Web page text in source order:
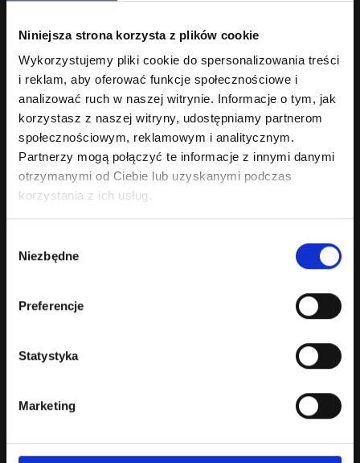
Niniejsza strona korzysta z plików cookie
Wykorzystujemy pliki cookie do spersonalizowania treści
i reklam, aby oferować funkcje społecznościowe i
analizować ruch w naszej witrynie. Informacje o tym, jak
korzystasz z naszej witryny, udostępniamy partnerom
społecznościowym, reklamowym i analitycznym.
Partnerzy mogą połączyć te informacje z innymi danymi
otrzymanymi od Ciebie lub uzyskanymi podczas
korzystania z ich usług.
zgody
Niezbędne
Preferencje
Statystyka
Marketing